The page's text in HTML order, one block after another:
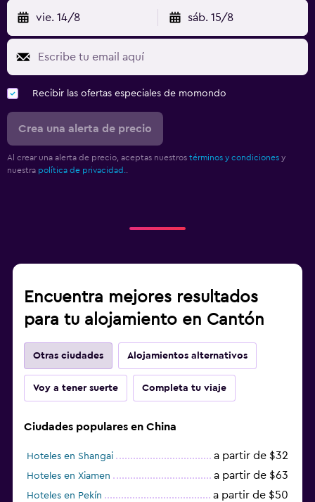
vie. 14/8 sáb. 15/8
Recibir las ofertas especiales de momondo
Crea una alerta de precio
Al crear una alerta de precio, aceptas nuestros términos y condiciones y
nuestra política de privacidad.
Encuentra mejores resultados
para tu alojamiento en Cantón
Otras ciudades Alojamientos alternativos
Voy a tener suerte Completa tu viaje
Ciudades populares en China
Hoteles en Shangai a partir de $32
Hoteles en Xiamen a partir de $63
Hoteles en Pekín a partir de $50